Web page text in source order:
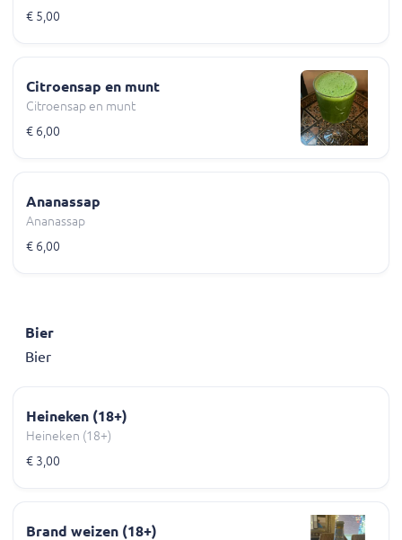
€ 5,00
Citroensap en munt
Citroensap en munt
€ 6,00
Ananassap
Ananassap
€ 6,00
Bier
Bier
Heineken (18+)
Heineken (18+)
€ 3,00
Brand weizen (18+)